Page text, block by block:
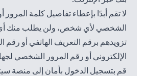
لا تقم أبدًا بإعطاء تفاصيل كلمة المرور
الشخصي لأي شخص، ولن يطلب منك
تزويدهم برقم التعريف الهاتفي أو
الإلكتروني أو رقم المرور الشخصي
قم بتسجيل الدخول بأمان إلى منصة